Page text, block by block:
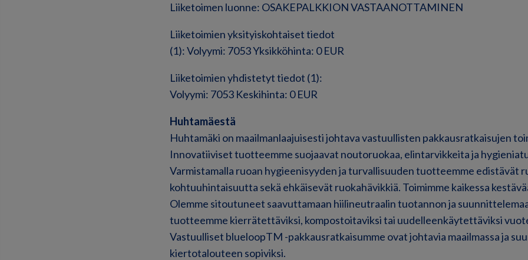
Liiketoimen luonne: OSAKEPALKKION VASTAANOTTAMINEN
Liiketoimien yksityiskohtaiset tiedot
(1): Volyymi: 7053 Yksikköhinta: 0 EUR
Liiketoimien yhdistetyt tiedot (1):
Volyymi: 7053 Keskihinta: 0 EUR
Huhtamäestä
Huhtamäki on maailmanlaajuisesti johtava vastuullisten pakkausratkaisujen
Innovatiiviset tuotteemme suojaavat noutoruokaa, elintarvikkeita ja
Varmistamalla ruoan hygieenisyyden ja turvallisuuden tuotteemme edistävät
kohtuuhintaisuutta sekä ehkäisevät ruokahävikkiä. Toimimme kaikessa
Olemme sitoutuneet saavuttamaan hiilineutraalin tuotannon ja
tuotteemme kierrätettäviksi, kompostoitaviksi tai uudelleenkäytettäviksi
Vastuulliset blueloopTM -pakkausratkaisumme ovat johtavia maailmassa ja
kiertotalouteen sopiviksi.